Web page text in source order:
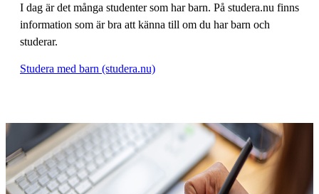
I dag är det många studenter som har barn. På studera.nu finns
information som är bra att känna till om du har barn och
studerar.
Studera med barn (studera.nu)